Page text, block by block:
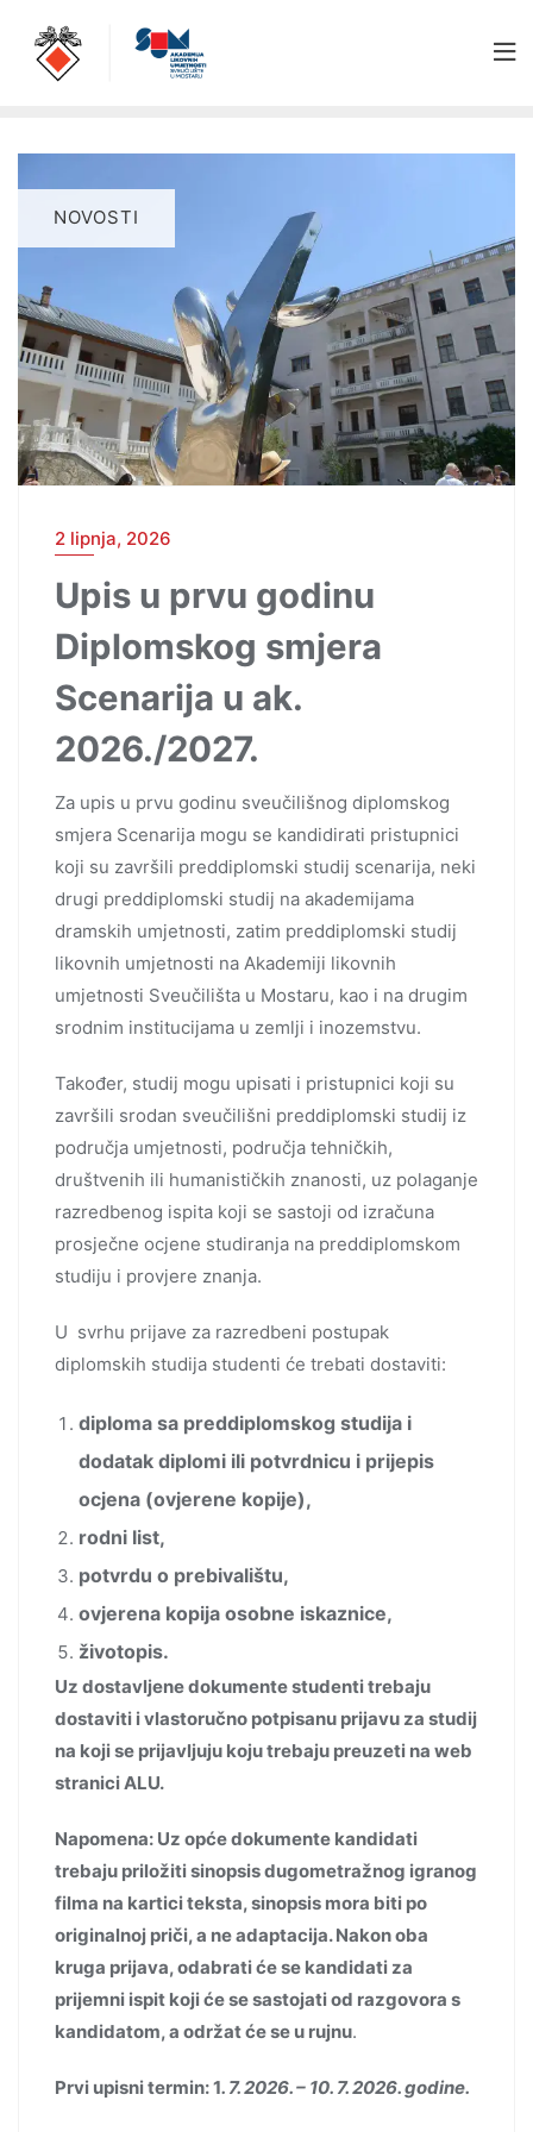
NOVOSTI
2 lipnja, 2026
Upis u prvu godinu
Diplomskog smjera
Scenarija u ak.
2026./2027.
Za upis u prvu godinu sveučilišnog diplomskog
smjera Scenarija mogu se kandidirati pristupnici
koji su završili preddiplomski studij scenarija, neki
drugi preddiplomski studij na akademijama
dramskih umjetnosti, zatim preddiplomski studij
likovnih umjetnosti na Akademiji likovnih
umjetnosti Sveučilišta u Mostaru, kao i na drugim
srodnim institucijama u zemlji i inozemstvu.
Također, studij mogu upisati i pristupnici koji su
završili srodan sveučilišni preddiplomski studij iz
područja umjetnosti, područja tehničkih,
društvenih ili humanističkih znanosti, uz polaganje
razredbenog ispita koji se sastoji od izračuna
prosječne ocjene studiranja na preddiplomskom
studiju i provjere znanja.
U svrhu prijave za razredbeni postupak
diplomskih studija studenti će trebati dostaviti:
diploma sa preddiplomskog studija i
dodatak diplomi ili potvrdnicu i prijepis
ocjena (ovjerene kopije),
rodni list,
potvrdu o prebivalištu,
ovjerena kopija osobne iskaznice,
životopis.
Uz dostavljene dokumente studenti trebaju
dostaviti i vlastoručno potpisanu prijavu za studij
na koji se prijavljuju koju trebaju preuzeti na web
stranici ALU.
Napomena: Uz opće dokumente kandidati
trebaju priložiti sinopsis dugometražnog igranog
filma na kartici teksta, sinopsis mora biti po
originalnoj priči, a ne adaptacija. Nakon oba
kruga prijava, odabrati će se kandidati za
prijemni ispit koji će se sastojati od razgovora s
kandidatom, a održat će se u rujnu.
Prvi upisni termin: 1. 7. 2026. – 10. 7. 2026. godine.